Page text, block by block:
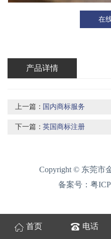
在
产品详情
上一篇： 国内商标服务
下一篇：英国商标注册
Copyright © 东莞市
备案号： 粤
首页 电话